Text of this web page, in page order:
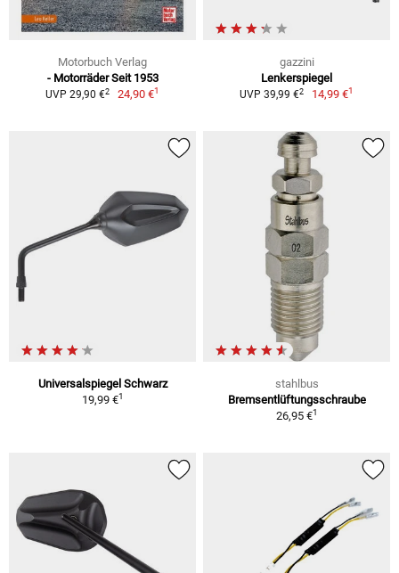
Motorbuch Verlag
- Motorräder Seit 1953
UVP 29,90 €2 24,90 €1
gazzini
Lenkerspiegel
UVP 39,99 €2 14,99 €1
Universalspiegel Schwarz
19,99 €1
stahlbus
Bremsentlüftungsschraube
26,95 €1